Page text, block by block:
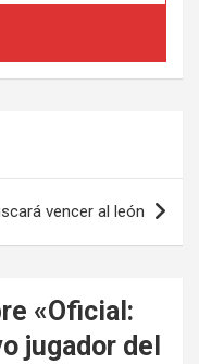
vencer al león
«Oficial:
jugador del